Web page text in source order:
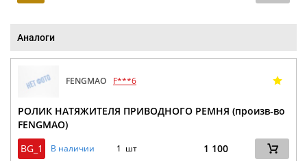
Аналоги
FENGMAO F***6
РОЛИК НАТЯЖИТЕЛЯ ПРИВОДНОГО РЕМНЯ (произв-во
FENGMAO)
BG_1
В наличии 1 шт 1 100